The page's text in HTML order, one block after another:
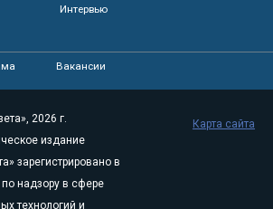
Интервью
Вакансии
2026 г.
издание
зарегистрировано в
надзору в сфере
технологий и
Карта сайта